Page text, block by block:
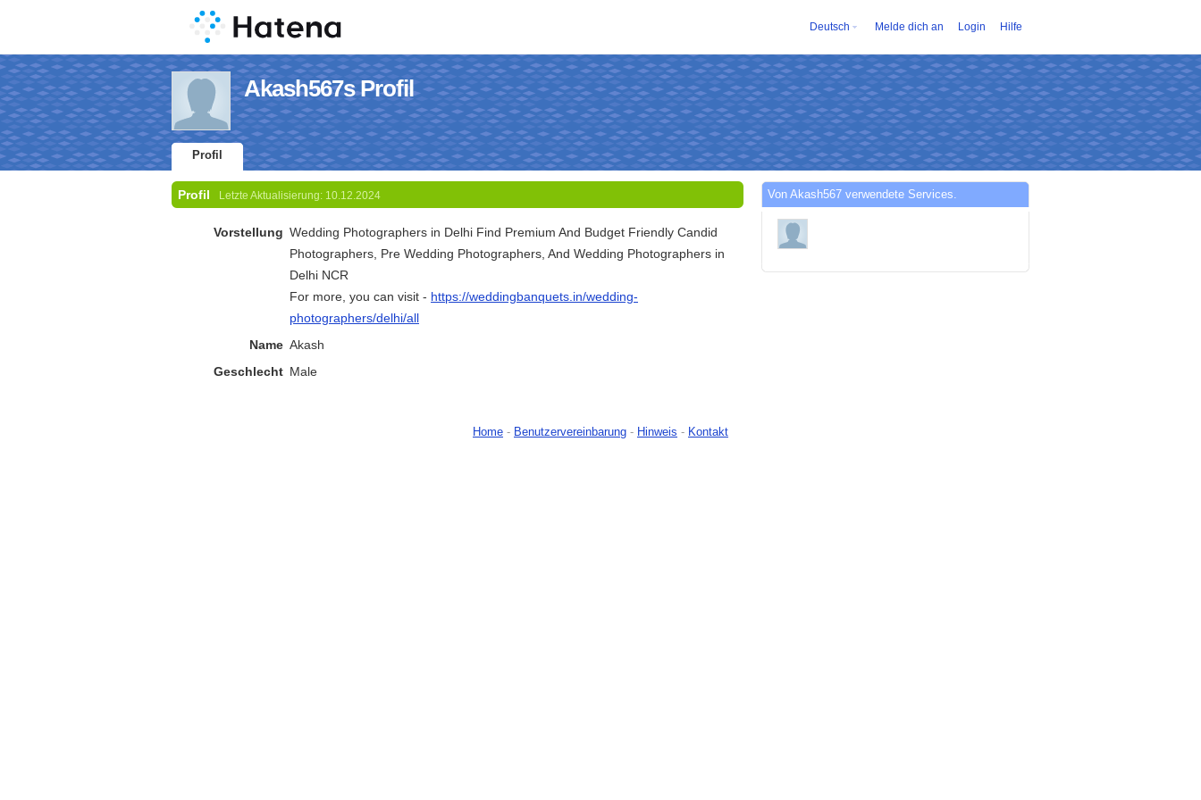
Deutsch Melde dich an Login Hilfe
Akash567s Profil
Profil
Profil Letzte Aktualisierung: 10.12.2024
Vorstellung Wedding Photographers in Delhi Find Premium And Budget Friendly Candid
Photographers, Pre Wedding Photographers, And Wedding Photographers in
Delhi NCR
For more, you can visit - https://weddingbanquets.in/wedding-
photographers/delhi/all
Name Akash
Geschlecht Male
Von Akash567 verwendete Services.
Home - Benutzervereinbarung - Hinweis - Kontakt